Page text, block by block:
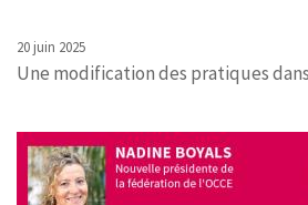
20 juin 2025
Une modification des pratiques